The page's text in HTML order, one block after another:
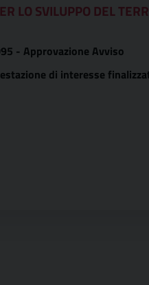
LO SVILUPPO DEL
- Approvazione Avviso
di interesse